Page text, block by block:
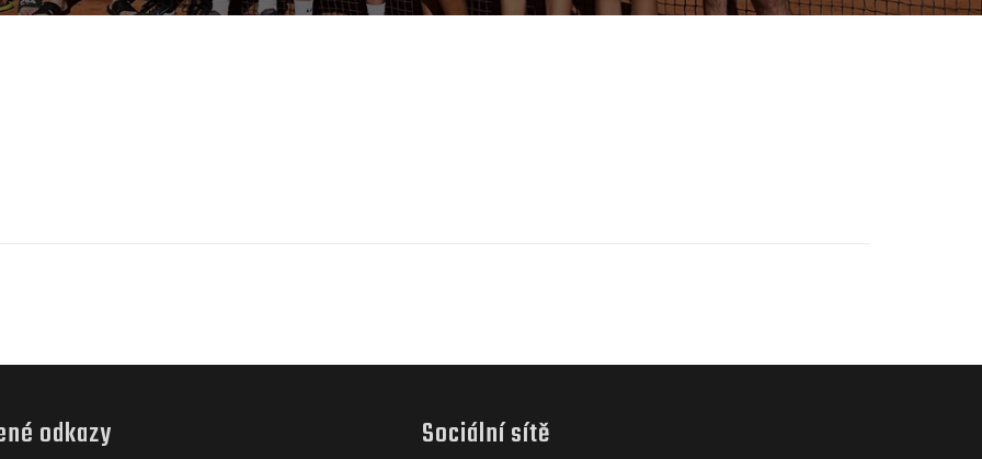
odkazy Sociální sítě